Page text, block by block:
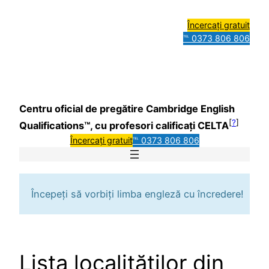
Încercați gratuit
℡ 0373 806 806
Centru oficial de pregătire Cambridge English
Qualifications™, cu profesori calificați CELTA[?]
Încercați gratuit℡ 0373 806 806
Începeți să vorbiți limba engleză cu încredere!
Lista localităților din